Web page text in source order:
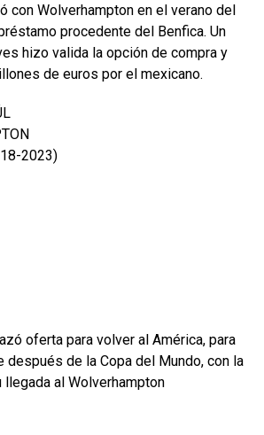
con Wolverhampton en el verano del
procedente del Benfica. Un
hizo valida la opción de compra y
de euros por el mexicano.
2023)
oferta para volver al América, para
después de la Copa del Mundo, con la
al Wolverhampton